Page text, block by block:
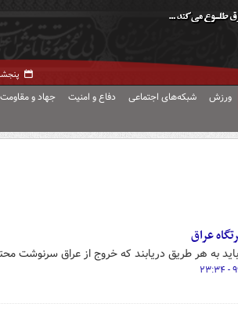
پنجشنبه ۱۵
ورزش شبکه‌های اجتماعی دفاع و امنیت جهاد و مقاومت
عراق
به هر طریق دریابند که خروج از عراق سرنوشت